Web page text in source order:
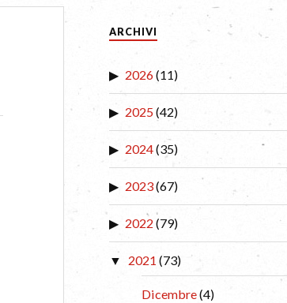
ARCHIVI
2026(11)
2025(42)
2024(35)
2023(67)
2022 (79)
2021 (73)
Dicembre(4)